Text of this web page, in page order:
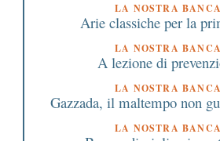
LA NOSTRA BANCA
Arie classiche per la
LA NOSTRA BANCA
A lezione di
LA NOSTRA BANCA
Gazzada, il maltempo non
LA NOSTRA BANCA